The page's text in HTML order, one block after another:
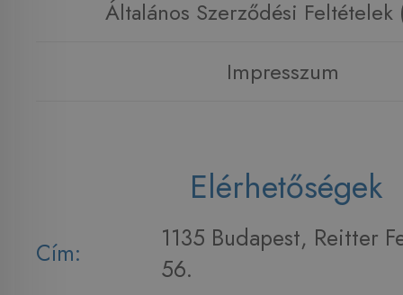
Általános Szerződési Feltételek
Impresszum
Elérhetőségek
Cím:
1135 Budapest, Reitter
56.